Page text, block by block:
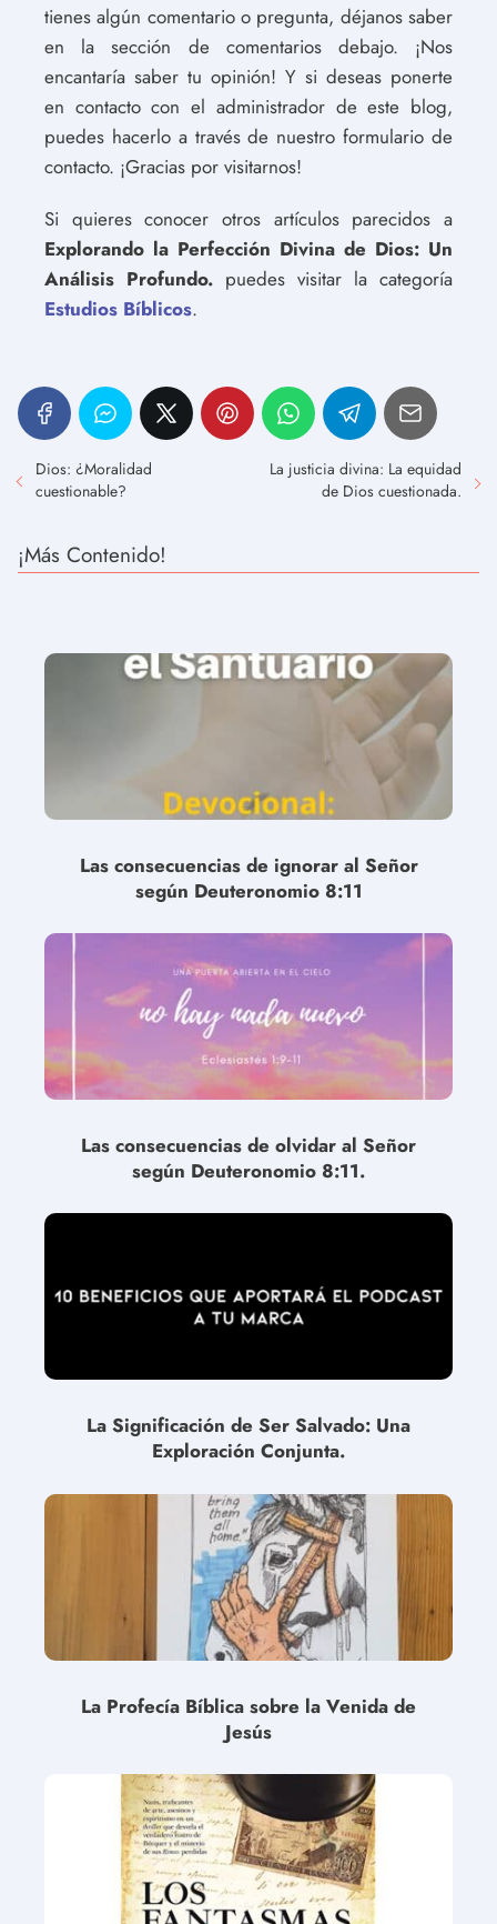
tienes algún comentario o pregunta, déjanos saber
en la sección de comentarios debajo. ¡Nos
encantaría saber tu opinión! Y si deseas ponerte
en contacto con el administrador de este blog,
puedes hacerlo a través de nuestro formulario de
contacto. ¡Gracias por visitarnos!
Si quieres conocer otros artículos parecidos a
Explorando la Perfección Divina de Dios: Un
Análisis Profundo. puedes visitar la categoría
Estudios Bíblicos.
Dios: ¿Moralidad
cuestionable?
La justicia divina: La equidad
de Dios cuestionada.
¡Más Contenido!
Las consecuencias de ignorar al Señor
según Deuteronomio 8:11
Las consecuencias de olvidar al Señor
según Deuteronomio 8:11.
La Significación de Ser Salvado: Una
Exploración Conjunta.
La Profecía Bíblica sobre la Venida de
Jesús